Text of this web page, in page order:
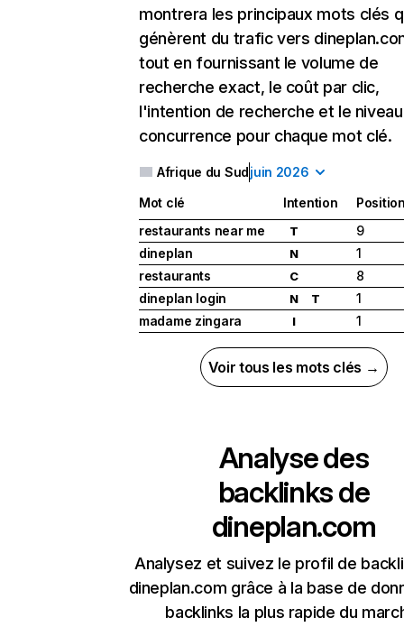
montrera les principaux mots clés
génèrent du trafic vers
tout en fournissant le volume de
recherche exact, le coût par clic,
l'intention de recherche et le
concurrence pour chaque mot clé.
Afrique du Sudjuin 2026
Mot clé Intention
restaurants near me
T
9
dineplan
N
1
restaurants
C
8
dineplan login
N T
1
madame zingara
I 1
Voir tous les mots clés →
Analyse des
backlinks de
dineplan.com
Analysez et suivez le profil de
dineplan.com grâce à la base de
backlinks la plus rapide du